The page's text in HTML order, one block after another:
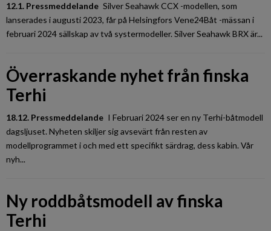
12.1. Pressmeddelande Silver Seahawk CCX -modellen, som
lanserades i augusti 2023, får på Helsingfors Vene24Båt -mässan i
februari 2024 sällskap av två systermodeller. Silver Seahawk BRX är...
Överraskande nyhet från finska
Terhi
18.12. Pressmeddelande I Februari 2024 ser en ny Terhi-båtmodell
dagsljuset. Nyheten skiljer sig avsevärt från resten av
modellprogrammet i och med ett specifikt särdrag, dess kabin. Vår
nyh...
Ny roddbåtsmodell av finska
Terhi